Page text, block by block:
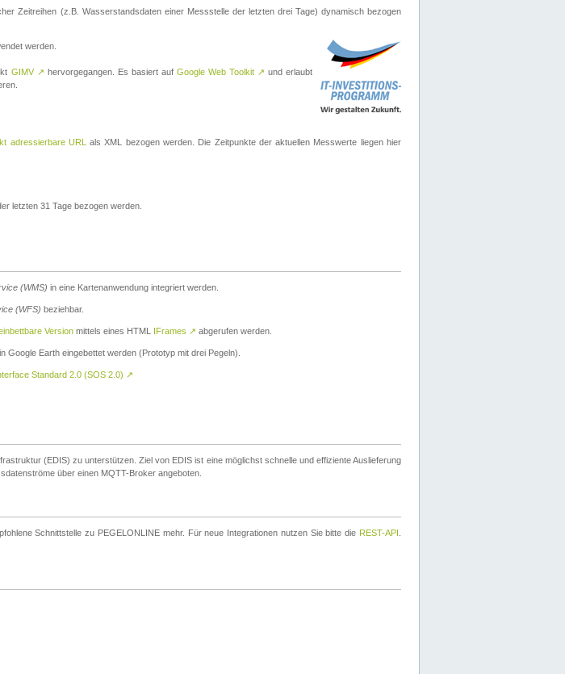
Zeitreihen (z.B. Wasserstandsdaten einer Messstelle der letzten drei Tage) dynamisch bezogen
werden.
GIMV ↗ hervorgegangen. Es basiert auf Google Web Toolkit ↗ und erlaubt
adressierbare URL
als XML bezogen werden. Die Zeitpunkte der aktuellen Messwerte liegen hier
letzten 31 Tage bezogen werden.
(WMS) in eine Kartenanwendung integriert werden.
(WFS) beziehbar.
Version mittels eines HTML IFrames ↗ abgerufen werden.
Google Earth eingebettet werden (Prototyp mit drei Pegeln).
Standard 2.0 (SOS 2.0) ↗
(EDIS) zu unterstützen. Ziel von EDIS ist eine möglichst schnelle und effiziente Auslieferung
über einen MQTT-Broker angeboten.
Schnittstelle zu PEGELONLINE mehr. Für neue Integrationen nutzen Sie bitte die REST-API